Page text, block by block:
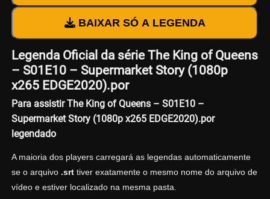
BAIXAR SÓ A LEGENDA
Legenda Oficial da série The King of Queens
– S01E10 – Supermarket Story (1080p
x265 EDGE2020).por
Para assistir The King of Queens – S01E10 –
Supermarket Story (1080p x265 EDGE2020).por
legendado
A maioria dos players carregará as legendas automaticamente
se o arquivo .srttiver exatamente o mesmo nome do arquivo de
vídeo e estiver localizado na mesma pasta.